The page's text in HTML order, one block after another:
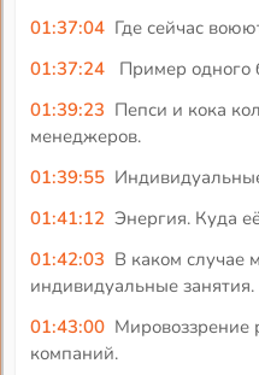
01:37:04 Где сейчас
01:37:24
Пример одного
01:39:23 Пепси и кока
менеджеров.
01:39:55
01:41:12 Энергия. Куда
01:42:03 В каком случае
индивидуальные занятия.
01:43:00 Мировоззрение
компаний.